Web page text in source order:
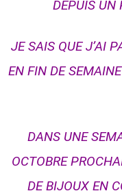
DEPUIS UN
JE SAIS QUE J’AI
EN FIN DE
DANS UNE
OCTOBRE
DE BIJOUX EN